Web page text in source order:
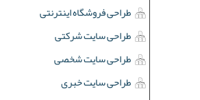
طراحی فروشگاه اینترنتی
طراحی سایت شرکتی
طراحی سایت شخصی
طراحی سایت خبری